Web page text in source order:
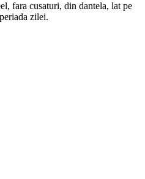
fara cusaturi, din dantela, lat pe
zilei.